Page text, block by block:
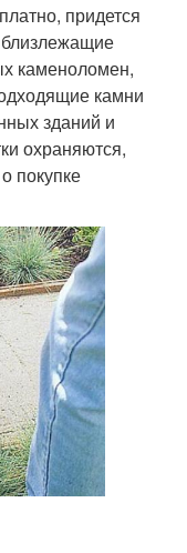
придется
близлежащие
каменоломен,
камни
зданий и
охраняются,
покупке